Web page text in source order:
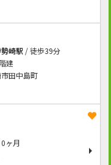
崎駅/ 徒歩39分
建
田中島町
0ヶ月